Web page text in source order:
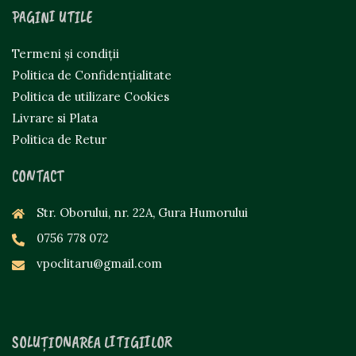
PAGINI UTILE
Termeni și condiții
Politica de Confidențialitate
Politica de utilizare Cookies
Livrare si Plata
Politica de Retur
CONTACT
Str. Oborului, nr. 22A, Gura Humorului
0756 778 072
vpoclitaru@gmail.com
SOLUȚIONAREA LITIGIILOR